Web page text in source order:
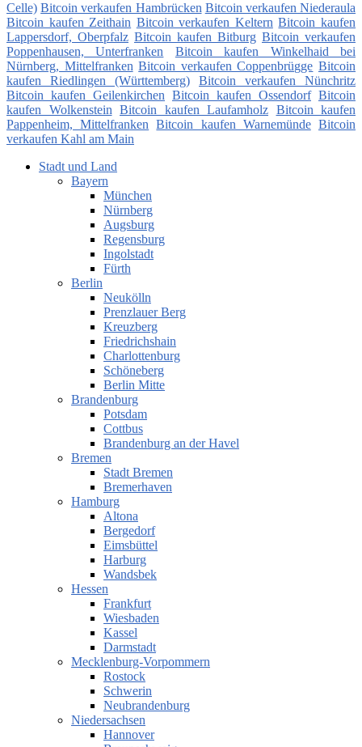
Celle) Bitcoin verkaufen Hambrücken Bitcoin verkaufen Niederaula
Bitcoin kaufen Zeithain Bitcoin verkaufen Keltern Bitcoin kaufen
Lappersdorf, Oberpfalz Bitcoin kaufen Bitburg Bitcoin verkaufen
Poppenhausen, Unterfranken
Bitcoin kaufen Winkelhaid bei
Nürnberg, Mittelfranken Bitcoin verkaufen Coppenbrügge Bitcoin
kaufen Riedlingen (Württemberg)
Bitcoin verkaufen Nünchritz
Bitcoin kaufen Geilenkirchen Bitcoin kaufen Ossendorf Bitcoin
kaufen Wolkenstein Bitcoin kaufen Laufamholz Bitcoin kaufen
Pappenheim, Mittelfranken
Bitcoin kaufen Warnemünde Bitcoin
verkaufen Kahl am Main
Stadt und Land
Bayern
München
Nürnberg
Augsburg
Regensburg
Ingolstadt
Fürth
Berlin
Neukölln
Prenzlauer Berg
Kreuzberg
Friedrichshain
Charlottenburg
Schöneberg
Berlin Mitte
Brandenburg
Potsdam
Cottbus
Brandenburg an der Havel
Bremen
Stadt Bremen
Bremerhaven
Hamburg
Altona
Bergedorf
Eimsbüttel
Harburg
Wandsbek
Hessen
Frankfurt
Wiesbaden
Kassel
Darmstadt
Mecklenburg-Vorpommern
Rostock
Schwerin
Neubrandenburg
Niedersachsen
Hannover